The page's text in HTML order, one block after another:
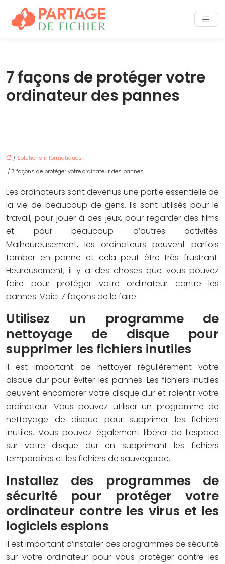
7 façons de protéger votre
ordinateur des pannes
/ Solutions informatiques
/ 7 façons de protéger votre ordinateur des pannes
Les ordinateurs sont devenus une partie essentielle de
la vie de beaucoup de gens. Ils sont utilisés pour le
travail, pour jouer à des jeux, pour regarder des films
et pour beaucoup d’autres activités.
Malheureusement, les ordinateurs peuvent parfois
tomber en panne et cela peut être très frustrant.
Heureusement, il y a des choses que vous pouvez
faire pour protéger votre ordinateur contre les
pannes. Voici 7 façons de le faire.
Utilisez un programme de
nettoyage de disque pour
supprimer les fichiers inutiles
Il est important de nettoyer régulièrement votre
disque dur pour éviter les pannes. Les fichiers inutiles
peuvent encombrer votre disque dur et ralentir votre
ordinateur. Vous pouvez utiliser un programme de
nettoyage de disque pour supprimer les fichiers
inutiles. Vous pouvez également libérer de l’espace
sur votre disque dur en supprimant les fichiers
temporaires et les fichiers de sauvegarde.
Installez des programmes de
sécurité pour protéger votre
ordinateur contre les virus et les
logiciels espions
Il est important d’installer des programmes de sécurité
sur votre ordinateur pour vous protéger contre les